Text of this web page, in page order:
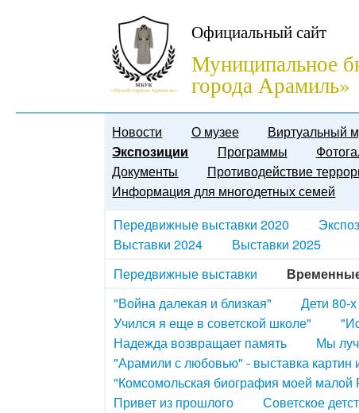
Официальный сайт
Муниципальное
города Арамиль»
Новости О музее Виртуальный
Экспозиции
Программы
Документы
Противодействие
Информация для многодетных семей
Передвижные выставки 2020
Выставки 2024
Выставки 2025
Передвижные выставки
"Война далекая и близкая"
Дети 80-
Учился я еще в советской школе"
Надежда возвращает память
Мы
"Арамили с любовью" - выставка картин
"Комсомольская биография моей малой
Привет из прошлого
Советское